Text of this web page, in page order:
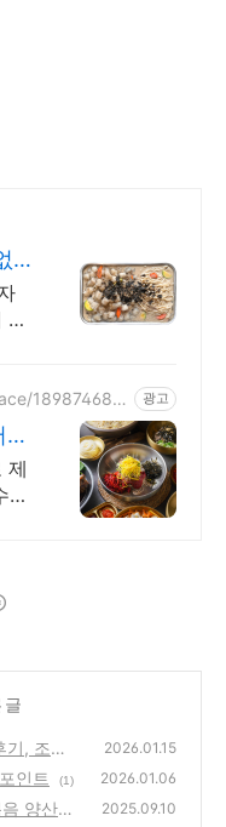
189874685
광고
제
글
, 조식
2026.01.15
인트 (1) 2026.01.06
양산점 2025.09.10